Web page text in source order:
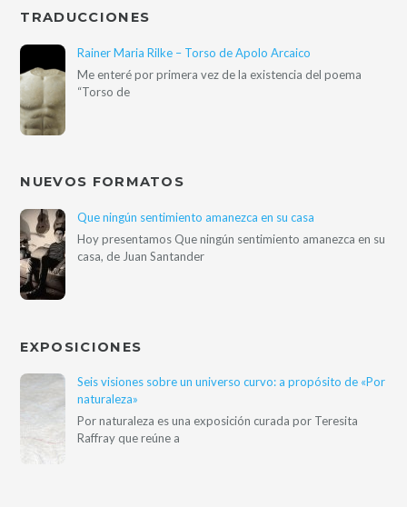
TRADUCCIONES
Rainer Maria Rilke – Torso de Apolo Arcaico
Me enteré por primera vez de la existencia del poema
“Torso de
NUEVOS FORMATOS
Que ningún sentimiento amanezca en su casa
Hoy presentamos Que ningún sentimiento amanezca en su
casa, de Juan Santander
EXPOSICIONES
Seis visiones sobre un universo curvo: a propósito de «Por
naturaleza»
Por naturaleza es una exposición curada por Teresita
Raffray que reúne a